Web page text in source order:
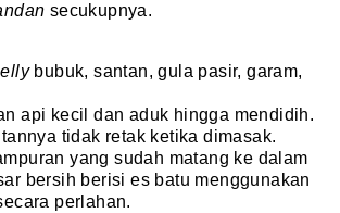
secukupnya.
bubuk, santan, gula pasir, garam,
api kecil dan aduk hingga mendidih.
tidak retak ketika dimasak.
yang sudah matang ke dalam
bersih berisi es batu menggunakan
perlahan.